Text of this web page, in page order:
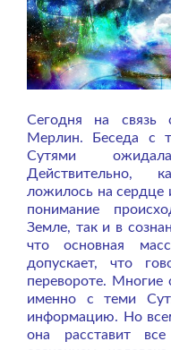
Сегодня на
Мерлин. Беседа с
Сутями
Действительно,
ложилось на сердце
понимание
Земле, так и в
что основная
допускает, что
перевороте.
именно с теми
информацию. Но
она расставит